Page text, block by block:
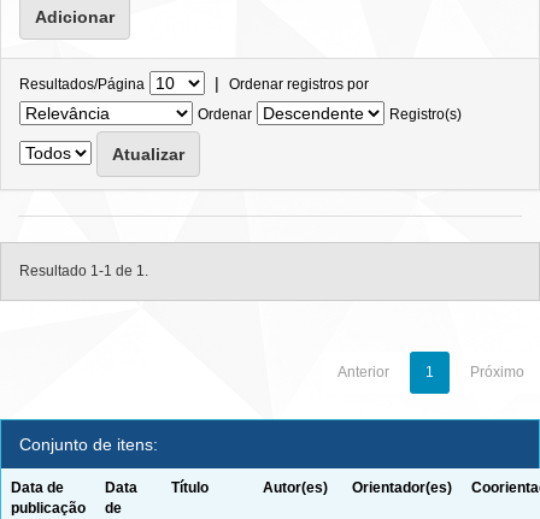
Resultados/Página | Ordenar registros por
Ordenar
Registro(s)
Resultado 1-1 de 1.
Anterior 1 Próximo
Conjunto de itens:
Data de
publicação
Data
de
Título Autor(es) Orientador(es)